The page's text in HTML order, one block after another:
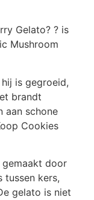
Gelato? ? is
Mushroom
is gegroeid,
brandt
aan schone
Cookies
door
tussen kers,
gelato is niet